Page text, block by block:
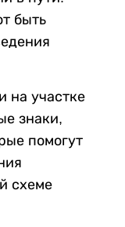
быть
на участке
знаки,
помогут
схеме